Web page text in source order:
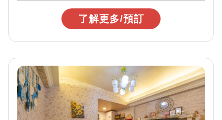
了解更多/預訂